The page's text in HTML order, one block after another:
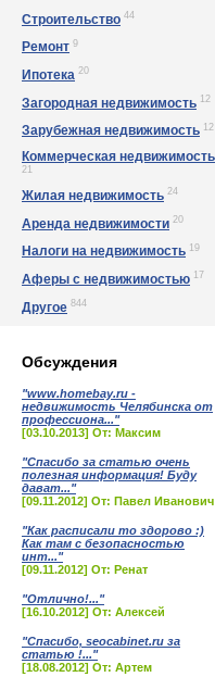
Строительство 44
Ремонт 9
Ипотека 20
Загородная недвижимость 12
Зарубежная недвижимость 12
Коммерческая недвижимость
21
Жилая недвижимость 24
Аренда недвижимости 20
Налоги на недвижимость 19
Аферы с недвижимостью 17
Другое 844
Обсуждения
"www.homebay.ru -
недвижимость Челябинска от
профессиона..."
[03.10.2013] От: Максим
"Спасибо за статью очень
полезная информация! Буду
дават..."
[09.11.2012] От: Павел Иванович
"Как расписали то здорово :)
Как там с безопасностью
инт..."
[09.11.2012] От: Ренат
"Отлично!..."
[16.10.2012] От: Алексей
"Спасибо, seocabinet.ru за
статью !..."
[18.08.2012] От: Артем